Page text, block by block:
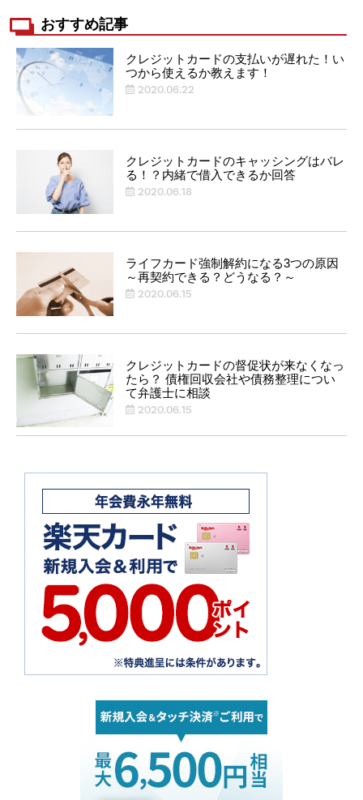
おすすめ記事
クレジットカードの支払いが遅れた！い
つから使えるか教えます！
2020.06.22
クレジットカードのキャッシングはバレ
る！？内緒で借入できるか回答
2020.06.18
ライフカード強制解約になる3つの原因
～再契約できる？どうなる？～
2020.06.15
クレジットカードの督促状が来なくなっ
たら？ 債権回収会社や債務整理につい
て弁護士に相談
2020.06.15